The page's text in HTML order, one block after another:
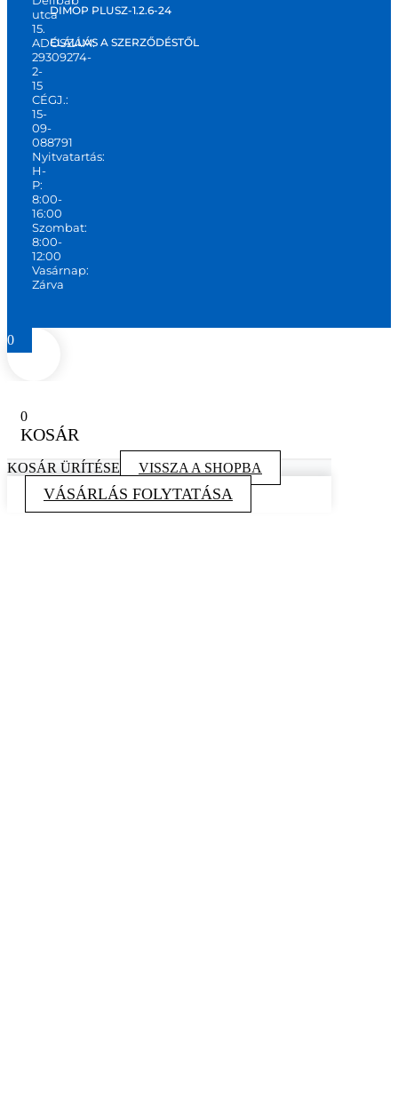
utca
15.
ADÓSZÁM:
29309274-
2-
15
CÉGJ.:
15-
09-
088791
Nyitvatartás:
H-
P:
8:00-
16:00
Szombat:
8:00-
12:00
Vasárnap:
Zárva
DIMOP PLUSZ-1.2.6-24
ELÁLLÁS A SZERZŐDÉSTŐL
0
0
KOSÁR
KOSÁR ÜRÍTÉSE VISSZA A SHOPBA
VÁSÁRLÁS FOLYTATÁSA